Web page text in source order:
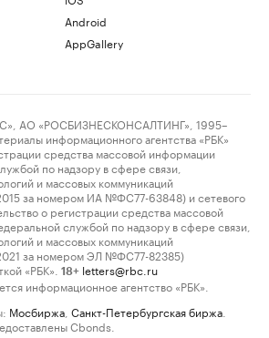
Android
AppGallery
АО «РОСБИЗНЕСКОНСАЛТИНГ», 1995–
информационного агентства «РБК»
средства массовой информации
по надзору в сфере связи,
и массовых коммуникаций
за номером ИА №ФС77-63848) и сетевого
о регистрации средства массовой
службой по надзору в сфере связи,
и массовых коммуникаций
за номером ЭЛ №ФС77-82385)
«РБК».
18+ letters@rbc.ru
информационное агентство «РБК».
Мосбиржа Санкт-Петербургская биржа
Cbonds.